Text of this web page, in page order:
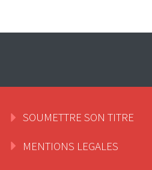
SOUMETTRE SON TITRE
MENTIONS LEGALES